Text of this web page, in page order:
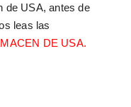
de USA, antes de
DE USA.